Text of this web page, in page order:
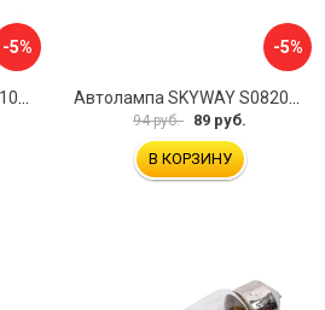
-5%
Автолампа SKYWAY S09101004
-5%
Автолампа SKYWAY S08201153
94 руб. 89 руб.
В КОРЗИНУ